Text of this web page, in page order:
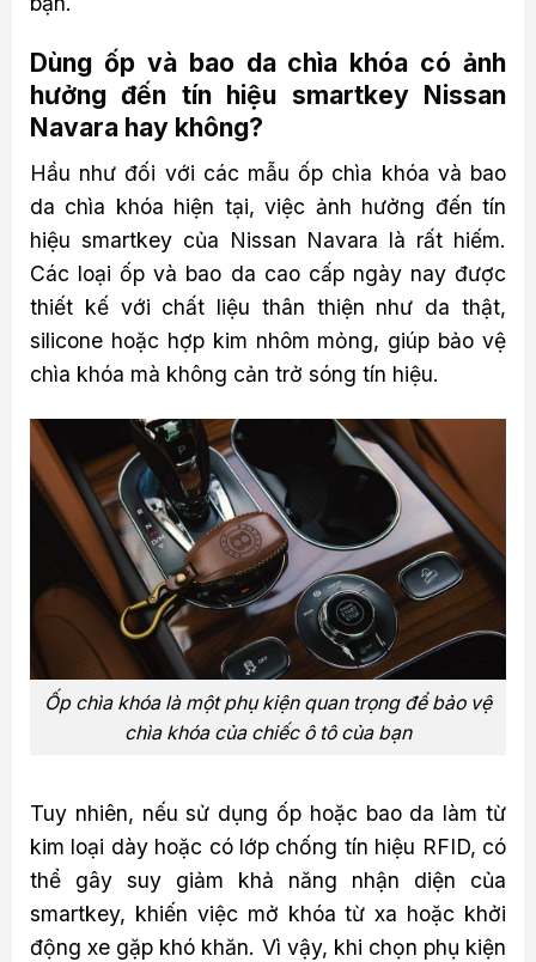
Dùng ốp và bao da chìa khóa có ảnh
hưởng đến tín hiệu smartkey Nissan
Navara hay không?
Hầu như đối với các mẫu ốp chìa khóa và bao
da chìa khóa hiện tại, việc ảnh hưởng đến tín
hiệu smartkey của Nissan Navara là rất hiếm.
Các loại ốp và bao da cao cấp ngày nay được
thiết kế với chất liệu thân thiện như da thật,
silicone hoặc hợp kim nhôm mỏng, giúp bảo vệ
chìa khóa mà không cản trở sóng tín hiệu.
Ốp chìa khóa là một phụ kiện quan trọng để bảo vệ
chìa khóa của chiếc ô tô của bạn
Tuy nhiên, nếu sử dụng ốp hoặc bao da làm từ
kim loại dày hoặc có lớp chống tín hiệu RFID, có
thể gây suy giảm khả năng nhận diện của
smartkey, khiến việc mở khóa từ xa hoặc khởi
động xe gặp khó khăn. Vì vậy, khi chọn phụ kiện